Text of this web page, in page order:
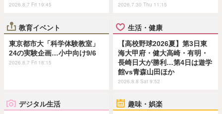
2026.8.7 Fri 19:45 2026.7.30 Thu 11:15
教育イベント
東京都市大「科学体験教室」
24の実験企画…小中向け9/6
2026.8.7 Fri 18:15
生活・健康
【高校野球2026夏】第3日東
海大甲府・健大高崎・有明・
長崎日大が勝利…第4日は遊学
館vs青森山田ほか
2026.8.8 Sat 9:52
デジタル生活 趣味・娯楽